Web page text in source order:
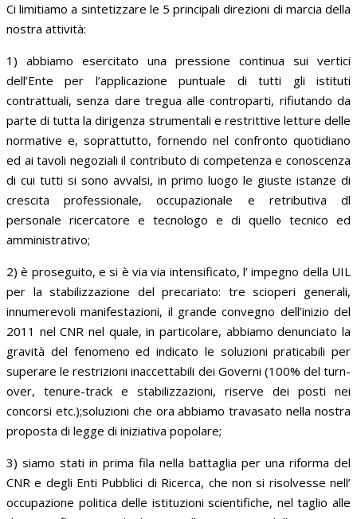
Ci limitiamo a sintetizzare le 5 principali direzioni di marcia della
nostra attività:
1) abbiamo esercitato una pressione continua sui vertici
dell’Ente per l’applicazione puntuale di tutti gli istituti
contrattuali, senza dare tregua alle controparti, rifiutando da
parte di tutta la dirigenza strumentali e restrittive letture delle
normative e, soprattutto, fornendo nel confronto quotidiano
ed ai tavoli negoziali il contributo di competenza e conoscenza
di cui tutti si sono avvalsi, in primo luogo le giuste istanze di
crescita professionale, occupazionale e retributiva dl
personale ricercatore e tecnologo e di quello tecnico ed
amministrativo;
2) è proseguito, e si è via via intensificato, l’ impegno della UIL
per la stabilizzazione del precariato: tre scioperi generali,
innumerevoli manifestazioni, il grande convegno dell’inizio del
2011 nel CNR nel quale, in particolare, abbiamo denunciato la
gravità del fenomeno ed indicato le soluzioni praticabili per
superare le restrizioni inaccettabili dei Governi (100% del turn-
over, tenure-track e stabilizzazioni, riserve dei posti nei
concorsi etc.);soluzioni che ora abbiamo travasato nella nostra
proposta di legge di iniziativa popolare;
3) siamo stati in prima fila nella battaglia per una riforma del
CNR e degli Enti Pubblici di Ricerca, che non si risolvesse nell’
occupazione politica delle istituzioni scientifiche, nel taglio alle